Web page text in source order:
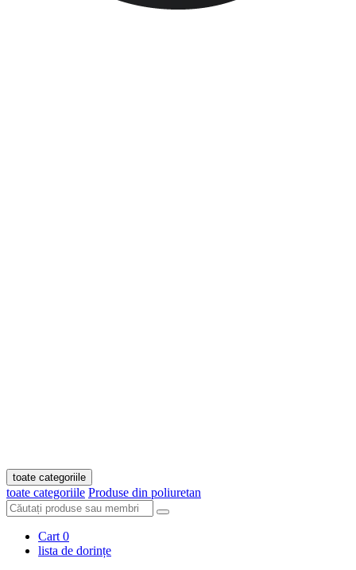
toate categoriile
toate categoriile Produse din poliuretan
Cart 0
lista de dorințe